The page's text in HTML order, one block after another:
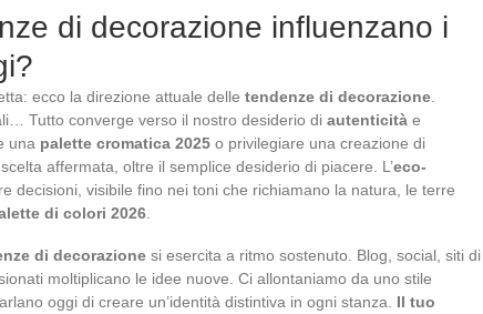
di decorazione influenzano i
ecco la direzione attuale delle tendenze di decorazione
Tutto converge verso il nostro desiderio di autenticità e
una palette cromatica 2025 o privilegiare una creazione di
affermata, oltre il semplice desiderio di piacere. L’eco-
decisioni, visibile fino nei toni che richiamano la natura, le terre
di colori 2026
di decorazione si esercita a ritmo sostenuto. Blog, social, siti di
moltiplicano le idee nuove. Ci allontaniamo da uno stile
oggi di creare un’identità distintiva in ogni stanza. Il tuo